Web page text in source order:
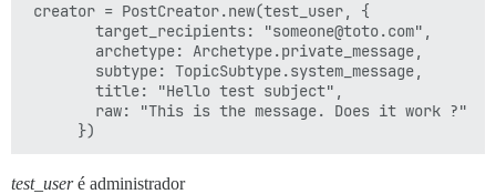
creator = PostCreator.new(test_user, {
        target_recipients: "someone@toto.com",
        archetype: Archetype.private_message,
        subtype: TopicSubtype.system_message,
        title: "Hello test subject",
        raw: "This is the message. Does it work ?"
test_useré administrador